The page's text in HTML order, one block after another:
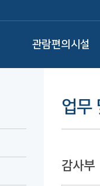
관람편의시설
업무
감사부